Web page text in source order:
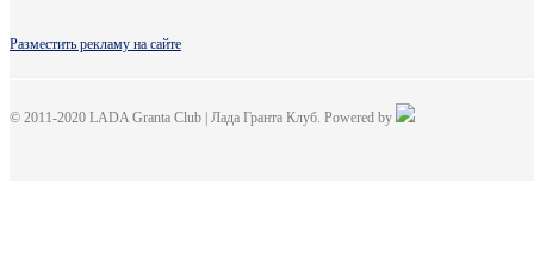
Разместить рекламу на сайте
© 2011-2020 LADA Granta Club | Лада Гранта Клуб. Powered by